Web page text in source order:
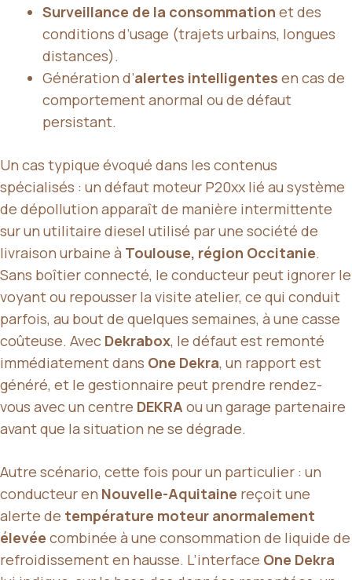
Surveillance de la consommation et des
conditions d’usage (trajets urbains, longues
distances).
Génération d’alertes intelligentes en cas de
comportement anormal ou de défaut
persistant.
Un cas typique évoqué dans les contenus
spécialisés : un défaut moteur P20xx lié au système
de dépollution apparaît de manière intermittente
sur un utilitaire diesel utilisé par une société de
livraison urbaine à Toulouse, région Occitanie.
Sans boîtier connecté, le conducteur peut ignorer le
voyant ou repousser la visite atelier, ce qui conduit
parfois, au bout de quelques semaines, à une casse
coûteuse. Avec Dekrabox, le défaut est remonté
immédiatement dans One Dekra, un rapport est
généré, et le gestionnaire peut prendre rendez-
vous avec un centre DEKRA ou un garage partenaire
avant que la situation ne se dégrade.
Autre scénario, cette fois pour un particulier : un
conducteur en Nouvelle-Aquitaine reçoit une
alerte de température moteur anormalement
élevée combinée à une consommation de liquide de
refroidissement en hausse. L’interface One Dekra